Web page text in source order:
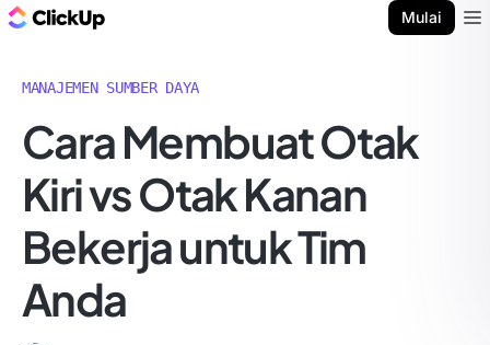
Mulai
MANAJEMEN SUMBER DAYA
Cara Membuat Otak
Kiri vs Otak Kanan
Bekerja untuk Tim
Anda